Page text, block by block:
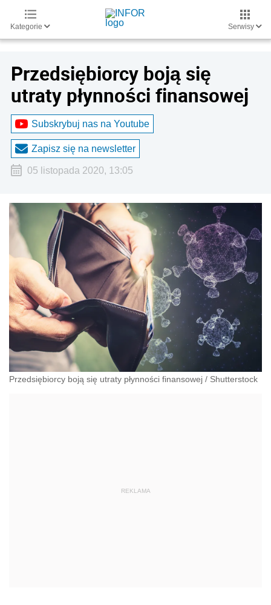
Kategorie Serwisy
Przedsiębiorcy boją się
utraty płynności finansowej
Subskrybuj nas na Youtube
Zapisz się na newsletter
05 listopada 2020, 13:05
Przedsiębiorcy boją się utraty płynności finansowej / Shutterstock